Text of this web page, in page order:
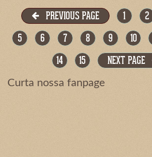
PREVIOUS PAGE 1 2
5
6 7 8 9 10
14
15 NEXT PAGE
Curta nossa fanpage